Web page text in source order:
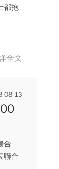
都抱
全文
08-13
合
聯合